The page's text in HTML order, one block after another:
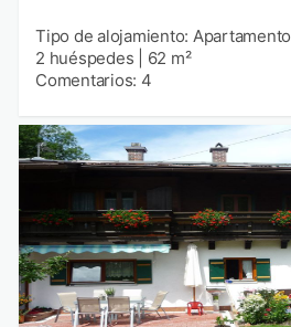
Tipo de alojamiento: Apartamento
2 huéspedes
62 m²
Comentarios: 4